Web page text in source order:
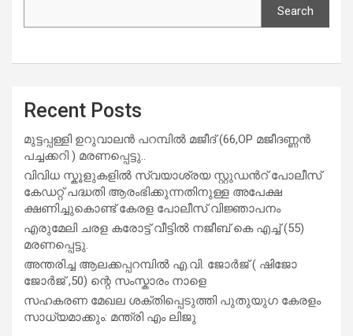
Search
Recent Posts
മുട്ടപ്പള്ളി ഉറുവാലൻ പറമ്പിൽ മജീദ് (66,OP മജീദണ്ണൻ
പച്ചക്കറി ) മരണപ്പെട്ടു..
വിവിധ സ്കൂളുകളില്‍ സ്വയാശ്രയ സ്റ്റുഡന്‍റ് പോലീസ്
കേഡറ്റ് പദ്ധതി ആരംഭിക്കുന്നതിനുള്ള അപേക്ഷ
ക്ഷണിച്ചുകൊണ്ട് കേരള പോലീസ് വിജ്ഞാപനം
എരുമേലി ചരള കരോട്ട് വീട്ടിൽ നജീബ് കെ എച്ച് (55)
മരണപ്പെട്ടു.
അന്തരിച്ച ആ​ല​ക്ക​പ്പ​റമ്പിൽ​ എ.​വി. ജോ​ർ​ജ് ( ഷിജോ
ജോർജ് ,50) ന്റെ സംസ്കാരം നാളെ
സഹകരണ മേഖല ശക്തിപ്പെടുത്തി പുതുയുഗ കേരളം
സാധ്യമാക്കും: മന്ത്രി എം ലിജു